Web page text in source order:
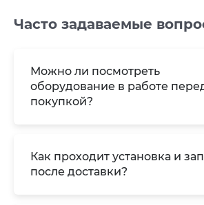
Часто задаваемые
Можно ли посмотреть
оборудование в работе
покупкой?
Как проходит установка и
после доставки?